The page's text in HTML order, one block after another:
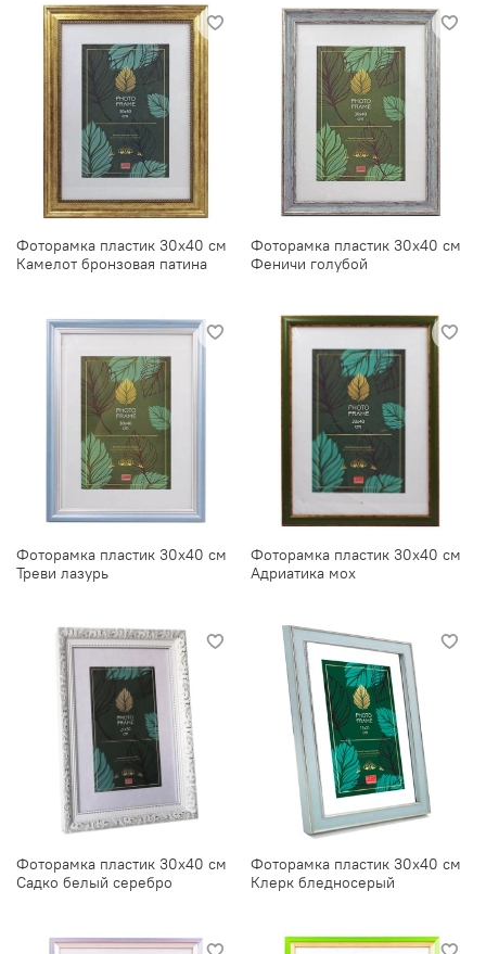
Фоторамка пластик 30х40 см
Камелот бронзовая патина
Фоторамка пластик 30х40 см
Феничи голубой
Фоторамка пластик 30х40 см
Треви лазурь
Фоторамка пластик 30х40 см
Адриатика мох
Фоторамка пластик 30х40 см
Садко белый серебро
Фоторамка пластик 30х40 см
Клерк бледносерый